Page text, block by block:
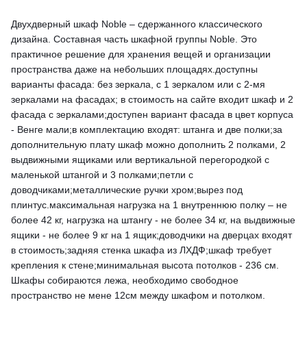
Двухдверный шкаф Noble – сдержанного классического
дизайна. Составная часть шкафной группы Noble. Это
практичное решение для хранения вещей и организации
пространства даже на небольших площадях.доступны
варианты фасада: без зеркала, с 1 зеркалом или с 2-мя
зеркалами на фасадах; в стоимость на сайте входит шкаф и 2
фасада с зеркалами;доступен вариант фасада в цвет корпуса
- Венге мали;в комплектацию входят: штанга и две полки;за
дополнительную плату шкаф можно дополнить 2 полками, 2
выдвижными ящиками или вертикальной перегородкой с
маленькой штангой и 3 полками;петли с
доводчиками;металлические ручки хром;вырез под
плинтус.максимальная нагрузка на 1 внутреннюю полку – не
более 42 кг, нагрузка на штангу - не более 34 кг, на выдвижные
ящики - не более 9 кг на 1 ящик;доводчики на дверцах входят
в стоимость;задняя стенка шкафа из ЛХДФ;шкаф требует
крепления к стене;минимальная высота потолков - 236 см.
Шкафы собираются лежа, необходимо свободное
пространство не мене 12см между шкафом и потолком.